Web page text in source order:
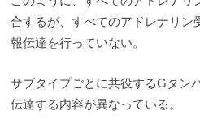
合するが、すべてのアドレナリン
報伝達を行っていない。
サブタイプごとに共役するGタン
伝達する内容が異なっている。